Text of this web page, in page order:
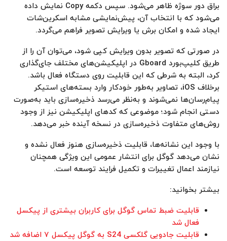
براق دور سوژه ظاهر می‌شود. سپس دکمه Copy نمایش داده
می‌شود که با انتخاب آن، پیش‌نمایشی مشابه اسکرین‌شات
ایجاد شده و امکان برش یا ویرایش تصویر فراهم می‌گردد.
در صورتی که تصویر بدون ویرایش کپی شود، می‌توان آن را از
طریق کلیپ‌بورد Gboard در اپلیکیشن‌های مختلف جای‌گذاری
کرد، البته به شرطی که این قابلیت روی دستگاه فعال باشد.
برخلاف iOS، تصاویر به‌طور خودکار وارد بسته‌های استیکر
پیام‌رسان‌ها نمی‌شوند و به‌نظر می‌رسد ذخیره‌سازی باید به‌صورت
دستی انجام شود؛ موضوعی که کدهای اپلیکیشن نیز از وجود
روش‌های متفاوت ذخیره‌سازی در نسخه آینده خبر می‌دهد.
با وجود این نشانه‌ها، قابلیت ذخیره‌سازی هنوز فعال نشده و
نشان می‌دهد گوگل برای انتشار عمومی این ویژگی همچنان
نیازمند اعمال تغییرات و تکمیل فرایند توسعه است.
بیشتر بخوانید:
قابلیت ضبط تماس گوگل برای کاربران بیشتری از پیکسل
فعال شد
قابلیت جادویی گلکسی S24 به گوگل پیکسل ۷ اضافه شد